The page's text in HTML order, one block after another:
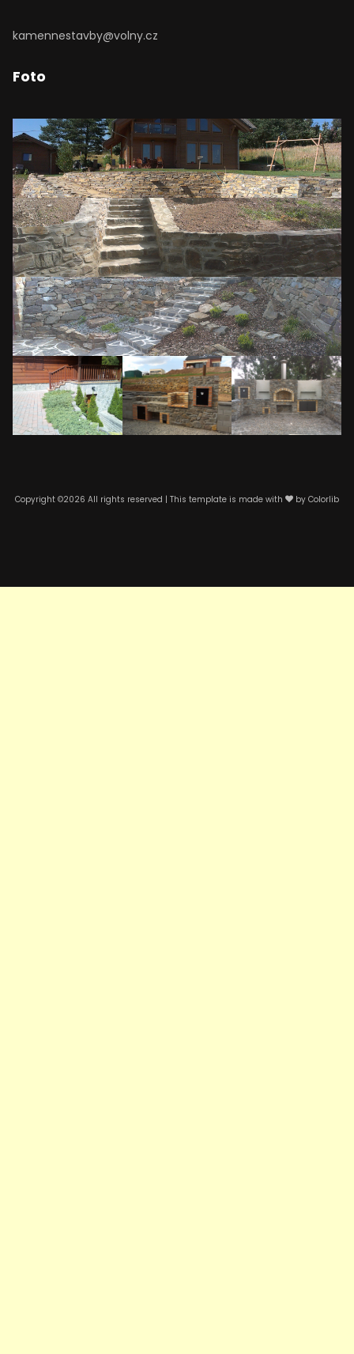
kamennestavby@volny.cz
Foto
Copyright ©2026 All rights reserved | This template is made with by Colorlib